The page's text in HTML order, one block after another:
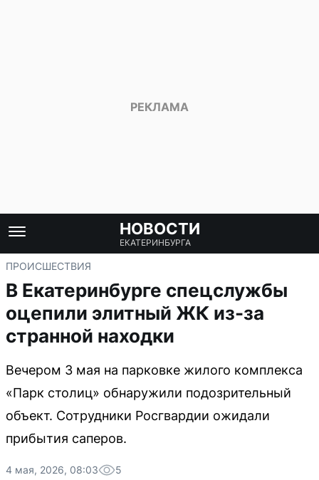
НОВОСТИ
ЕКАТЕРИНБУРГА
ПРОИСШЕСТВИЯ
В Екатеринбурге спецслужбы
оцепили элитный ЖК из-за
странной находки
Вечером 3 мая на парковке жилого комплекса
«Парк столиц» обнаружили подозрительный
объект. Сотрудники Росгвардии ожидали
прибытия саперов.
4 мая, 2026, 08:03 5